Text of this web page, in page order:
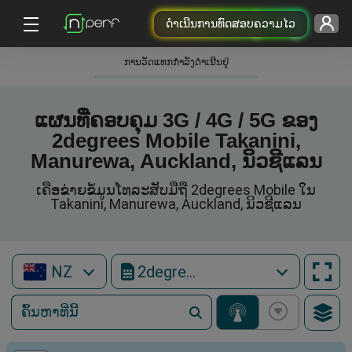
ດຳເນີນການທົດສອບຄວາມໄວ
ການວັດແທກກໍາລັງດໍາເນີນຢູ່
ແຜນທີ່ຄອບຄຸມ 3G / 4G / 5G ຂອງ
2degrees Mobile Takanini,
Manurewa, Auckland, ນິວຊີແລນ
ເຄືອຂ່າຍຂໍ້ມູນໂທລະສັບມືຖື 2degrees Mobile ໃນ
Takanini, Manurewa, Auckland, ນິວຊີແລນ
NZ 2degrees Mobile